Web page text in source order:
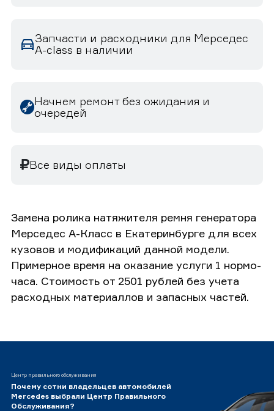
Запчасти и расходники для Мерседес
A-class в наличии
Начнем ремонт без ожидания и
очередей
Все виды оплаты
Замена ролика натяжителя ремня генератора
Мерседес А-Класс в Екатеринбурге для всех
кузовов и модификаций данной модели.
Примерное время на оказание услуги 1 нормо-
часа. Стоимость от 2501 рублей без учета
расходных материаллов и запасных частей.
Центр правильного обслуживания
Почему сотни владельцев автомобилей
Mercedes выбрали Центр Правильного
Обслуживания?